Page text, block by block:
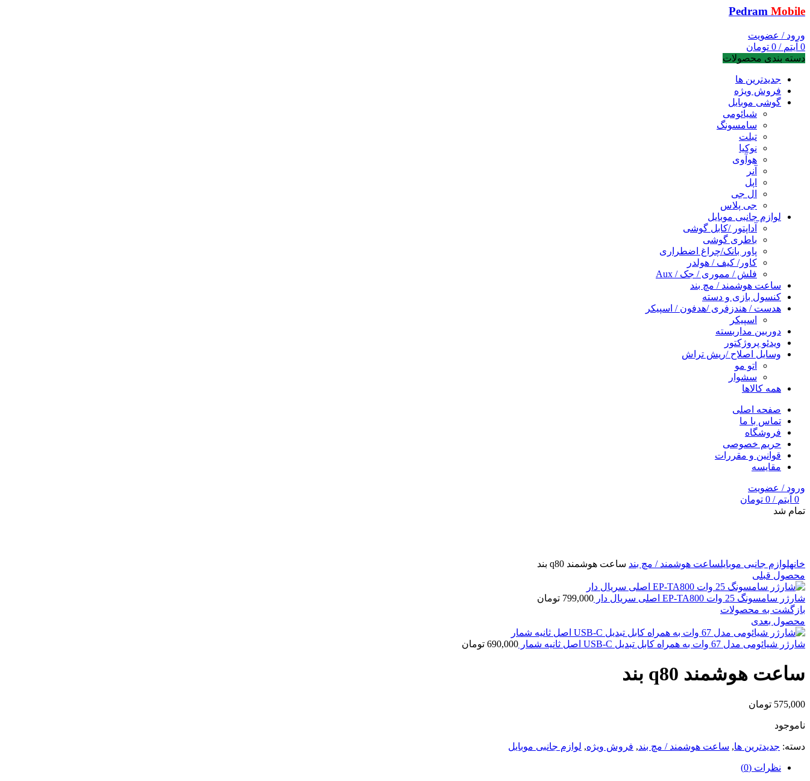
Pedram Mobile
ورود / عضویت
0 آیتم /
0 تومان
دسته بندی محصولات
جدیدترین ها
فروش ویژه
گوشی موبایل
شیائومی
سامسونگ
تبلت
نوکیا
هوآوی
آنر
اپل
ال جی
جی پلاس
لوازم جانبی موبایل
آداپتور /کابل گوشی
باطری گوشی
پاور بانک/چراغ اضطراری
کاور/ کیف / هولدر
فلش / مموری / جک / Aux
ساعت هوشمند / مچ بند
کنسول بازی و دسته
هدست / هندزفری /هدفون / اسپیکر
اسپیکر
دوربین مداربسته
ویدئو پروژکتور
وسایل اصلاح /ریش تراش
اتو مو
سشوار
همه کالاها
صفحه اصلی
تماس با ما
فروشگاه
حریم خصوصی
قوانین و مقررات
مقایسه
ورود / عضویت
0 آیتم /
0 تومان
تمام شد
خانهلوازم جانبی موبایلساعت هوشمند / مچ بند ساعت هوشمند q80 بند
محصول قبلی
شارژر سامسونگ 25 وات EP-TA800 اصلی سریال دار 799,000 تومان
بازگشت به محصولات
محصول بعدی
شارژر شیائومی مدل 67 وات به همراه کابل تبدیل USB-C اصل ثانیه شمار 690,000 تومان
ساعت هوشمند q80 بند
575,000 تومان
ناموجود
دسته: جدیدترین ها, ساعت هوشمند / مچ بند, فروش ویژه, لوازم جانبی موبایل
نظرات (0)